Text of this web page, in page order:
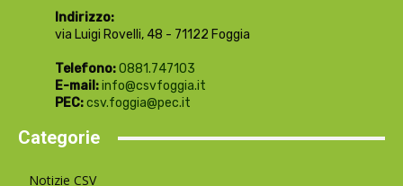
Indirizzo:
via Luigi Rovelli, 48 - 71122 Foggia
Telefono:0881.747103
E-mail:info@csvfoggia.it
PEC:csv.foggia@pec.it
Categorie
Notizie CSV